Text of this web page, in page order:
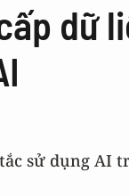
dữ
sử dụng AI